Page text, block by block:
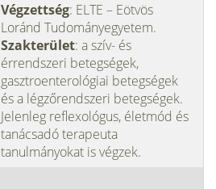
Végzettség: ELTE – Eötvös
Loránd Tudományegyetem.
Szakterület: a szív- és
érrendszeri betegségek,
gasztroenterológiai betegségek
és a légzőrendszeri betegségek.
Jelenleg reflexológus, életmód és
tanácsadó terapeuta
tanulmányokat is végzek.